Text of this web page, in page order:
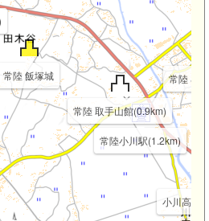
常陸小川駅(1.2km)
小川高校
常陸 飯塚城
常陸 取手山館(0.9km)
常陸 小